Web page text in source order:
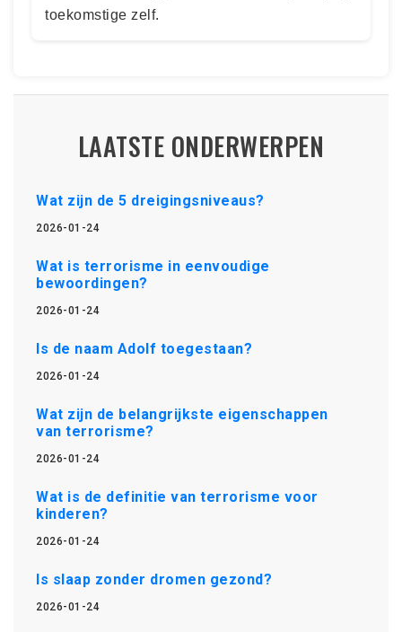
toekomstige zelf.
LAATSTE ONDERWERPEN
Wat zijn de 5 dreigingsniveaus?
2026-01-24
Wat is terrorisme in eenvoudige
bewoordingen?
2026-01-24
Is de naam Adolf toegestaan?
2026-01-24
Wat zijn de belangrijkste eigenschappen
van terrorisme?
2026-01-24
Wat is de definitie van terrorisme voor
kinderen?
2026-01-24
Is slaap zonder dromen gezond?
2026-01-24